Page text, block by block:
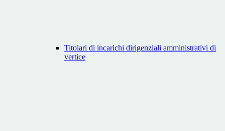
Titolari di incarichi dirigenziali amministrativi di
vertice